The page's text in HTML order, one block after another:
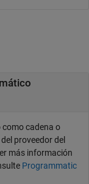
cadena o
proveedor del
más información
Programmatic